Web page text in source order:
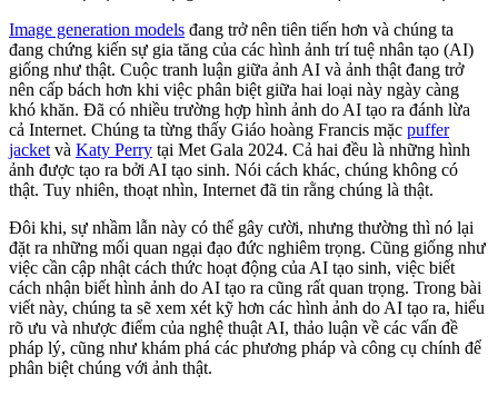
Image generation models đang trở nên tiên tiến hơn và chúng ta
đang chứng kiến sự gia tăng của các hình ảnh trí tuệ nhân tạo (AI)
giống như thật. Cuộc tranh luận giữa ảnh AI và ảnh thật đang trở
nên cấp bách hơn khi việc phân biệt giữa hai loại này ngày càng
khó khăn. Đã có nhiều trường hợp hình ảnh do AI tạo ra đánh lừa
cả Internet. Chúng ta từng thấy Giáo hoàng Francis mặc puffer
jacket và Katy Perry tại Met Gala 2024. Cả hai đều là những hình
ảnh được tạo ra bởi AI tạo sinh. Nói cách khác, chúng không có
thật. Tuy nhiên, thoạt nhìn, Internet đã tin rằng chúng là thật.
Đôi khi, sự nhầm lẫn này có thể gây cười, nhưng thường thì nó lại
đặt ra những mối quan ngại đạo đức nghiêm trọng. Cũng giống như
việc cần cập nhật cách thức hoạt động của AI tạo sinh, việc biết
cách nhận biết hình ảnh do AI tạo ra cũng rất quan trọng. Trong bài
viết này, chúng ta sẽ xem xét kỹ hơn các hình ảnh do AI tạo ra, hiểu
rõ ưu và nhược điểm của nghệ thuật AI, thảo luận về các vấn đề
pháp lý, cũng như khám phá các phương pháp và công cụ chính để
phân biệt chúng với ảnh thật.